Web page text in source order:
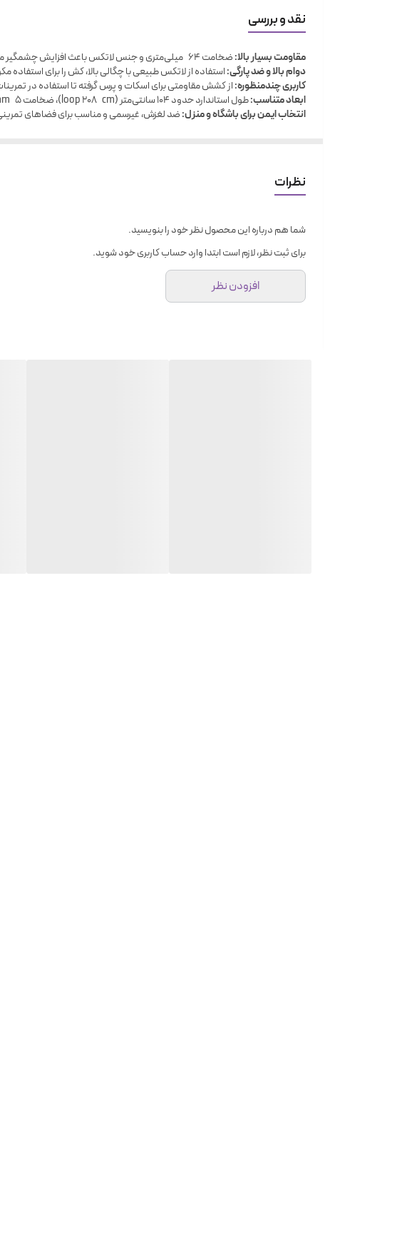
نقد و بررسی
مقاومت بسیار بالا:ضخامت ۶۴ میلی‌متری و جنس لاتکس باعث افزایش چشمگیر مقاومت می‌شود؛ مناسب ورزشکاران حرفه‌ای و تمرین‌های نیروزیاد.
دوام بالا و ضد پارگی:استفاده از لاتکس طبیعی با چگالی بالا، کش را برای
کاربری چندمنظوره:از کشش مقاومتی برای اسکات و پرس گرفته تا استفاده در
ابعاد متناسب:طول استاندارد حدود ۱۰۴ سانتی‌متر (loop 208 cm)، ضخامت ۵ mm، عرض ۶۴ mm، تعادل مناسب بین قابلیت حمل و مقاومت.
انتخاب ایمن برای باشگاه و منزل:ضد لغزش، غیرسمی و مناسب برای فضاهای
نظرات
شما هم درباره این محصول نظر خود را بنویسید.
برای ثبت نظر، لازم است ابتدا وارد حساب کاربری خود شوید.
افزودن نظر